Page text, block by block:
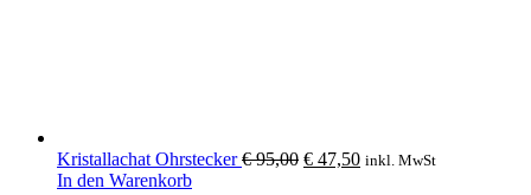
Kristallachat Ohrstecker€95,00 Ursprünglicher
€ 47,50Aktueller
inkl. MwSt
In den Warenkorb